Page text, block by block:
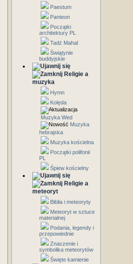
Paestum
Panteon
Początki
architektury PL
Tadż Mahal
Świątynie
buddyjskie
Religie a
muzyka
Hymn
Kolęda
Muzyka Wed
Muzyka
hebrajska
Muzyka kościelna
Początki polifonii
PL
Śpiew kościelny
Religie a
meteoryt
Biblia i meteoryty
Meteoryt w sztuce
materialnej
Podania, legendy i
przepowiednie
Znaczenie i
symbolika meteorytów
Święte kamienie